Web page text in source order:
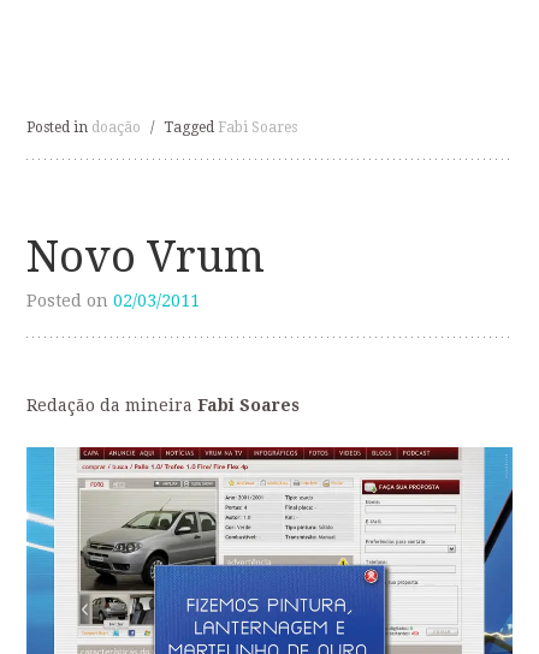
Posted in doação / Tagged Fabi Soares
Novo Vrum
Posted on02/03/2011
Redação da mineiraFabi Soares